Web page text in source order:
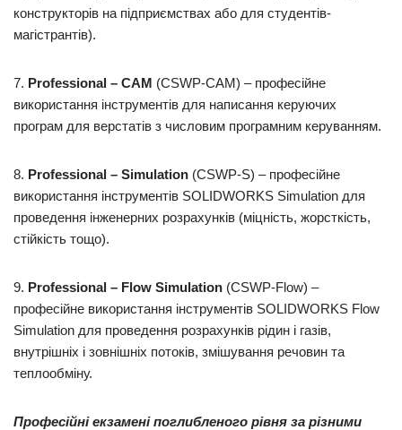
конструкторів на підприємствах або для студентів-
магістрантів).
7. Professional – CAM (CSWP-CAM) – професійне
використання інструментів для написання керуючих
програм для верстатів з числовим програмним керуванням.
8. Professional – Simulation (CSWP-S) – професійне
використання інструментів SOLIDWORKS Simulation для
проведення інженерних розрахунків (міцність, жорсткість,
стійкість тощо).
9. Professional – Flow Simulation (CSWP-Flow) –
професійне використання інструментів SOLIDWORKS Flow
Simulation для проведення розрахунків рідин і газів,
внутрішніх і зовнішніх потоків, змішування речовин та
теплообміну.
Професійні екзамені поглибленого рівня за різними